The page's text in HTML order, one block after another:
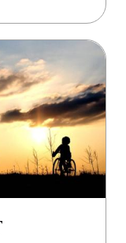
et VTT